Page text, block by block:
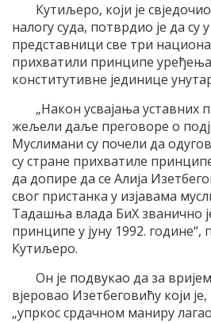
Кутиљеро, који је
налогу суда, потврдио је да су
представници све три
прихватили принципе
конститутивне јединице
„Након усвајања уставних
жељели даље преговоре о
Муслимани су почели да
су стране прихватиле
да допире да се Алија
свог пристанка у изјавама
Тадашња влада БиХ званично
принципе у јуну 1992. године“,
Кутиљеро.
Он је подвукао да за
вјеровао Изетбеговићу који је,
„упркос срдачном маниру